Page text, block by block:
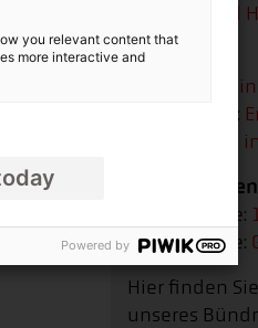
Deutschland
Podcast
Hilfe
Sonderfolge:
Reha
Bildergalerie:
Bildergalerie:
Hier finden
unseres
you relevant content that
more interactive and
Powered by